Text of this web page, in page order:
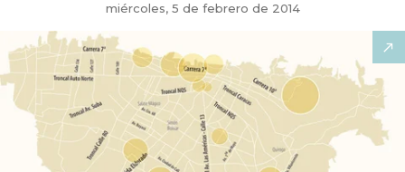
miércoles, 5 de febrero de 2014